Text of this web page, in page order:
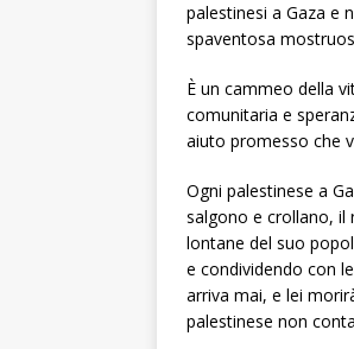
palestinesi a Gaza e
spaventosa
È un cammeo della
comunitaria e
aiuto promesso che
Ogni palestinese a
salgono e crollano, il
lontane del suo
e condividendo con
arriva mai, e lei
palestinese non